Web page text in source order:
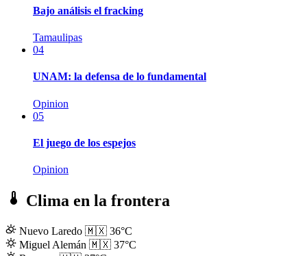
Bajo análisis el fracking
Tamaulipas
04
UNAM: la defensa de lo fundamental
Opinion
05
El juego de los espejos
Opinion
Clima en la frontera
Nuevo Laredo 🇲🇽 36°C
Miguel Alemán 🇲🇽 37°C